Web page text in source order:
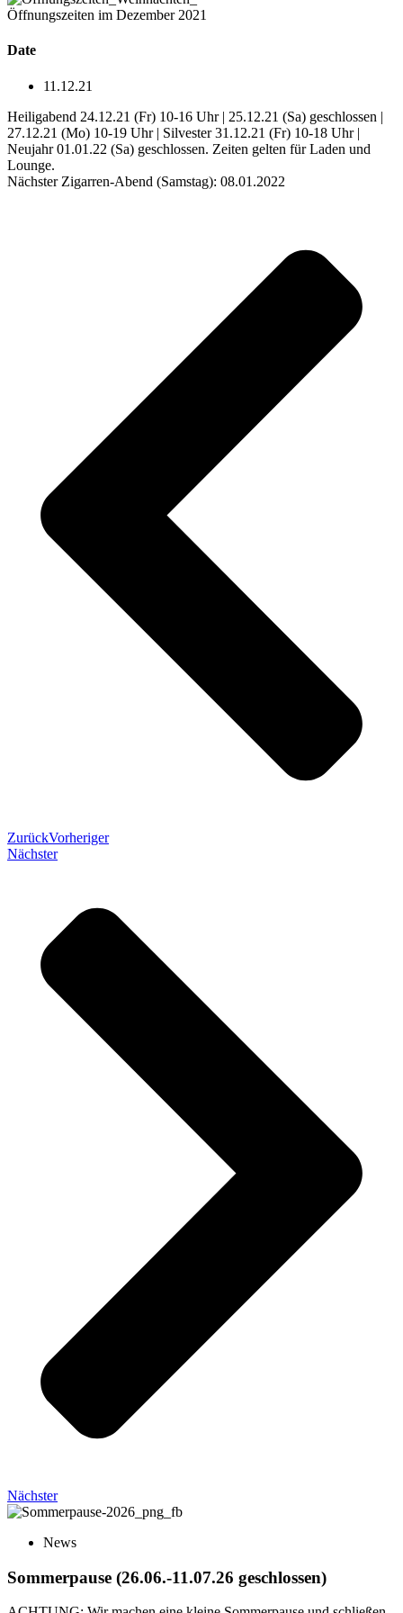
Öffnungszeiten im Dezember 2021
Date
11.12.21
Heiligabend 24.12.21 (Fr) 10-16 Uhr | 25.12.21 (Sa) geschlossen |
27.12.21 (Mo) 10-19 Uhr | Silvester 31.12.21 (Fr) 10-18 Uhr |
Neujahr 01.01.22 (Sa) geschlossen. Zeiten gelten für Laden und
Lounge.
Nächster Zigarren-Abend (Samstag): 08.01.2022
ZurückVorheriger
Nächster
Nächster
News
Sommerpause (26.06.-11.07.26 geschlossen)